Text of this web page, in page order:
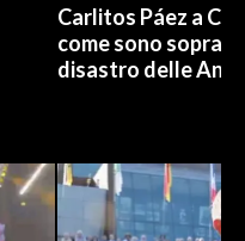
Carlitos Páez a
come sono
disastro delle